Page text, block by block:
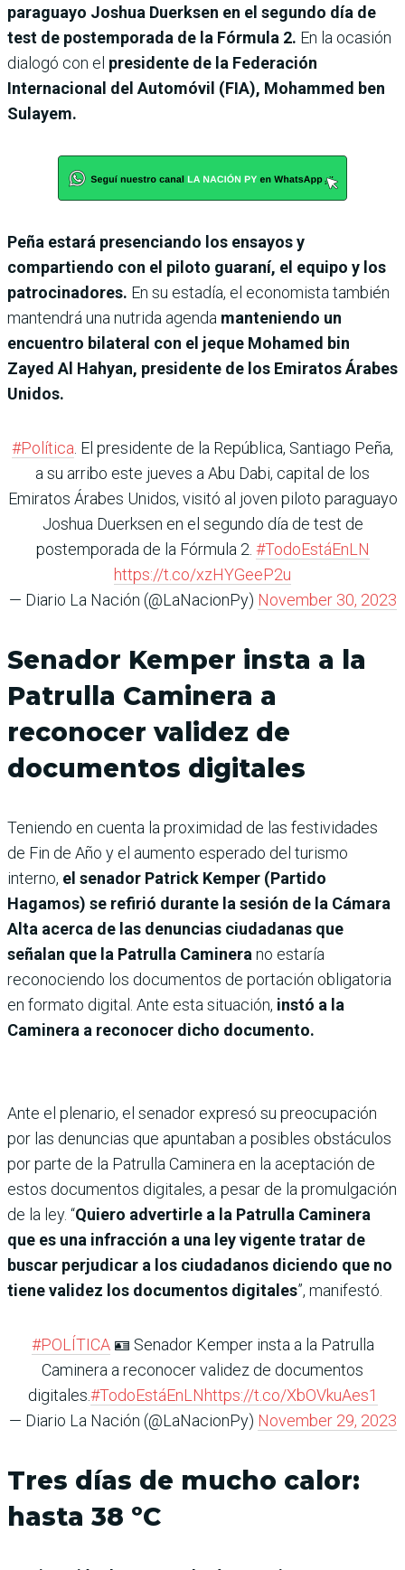
paraguayo Joshua Duerksen en el segundo día de
test de postemporada de la Fórmula 2. En la ocasión
dialogó con el presidente de la Federación
Internacional del Automóvil (FIA), Mohammed ben
Sulayem.
Peña estará presenciando los ensayos y
compartiendo con el piloto guaraní, el equipo y los
patrocinadores. En su estadía, el economista también
mantendrá una nutrida agenda manteniendo un
encuentro bilateral con el jeque Mohamed bin
Zayed Al Hahyan, presidente de los Emiratos Árabes
Unidos.
#Política . El presidente de la República, Santiago Peña,
a su arribo este jueves a Abu Dabi, capital de los
Emiratos Árabes Unidos, visitó al joven piloto paraguayo
Joshua Duerksen en el segundo día de test de
postemporada de la Fórmula 2. #TodoEstáEnLN
https://t.co/xzHYGeeP2u
— Diario La Nación (@LaNacionPy) November 30, 2023
Senador Kemper insta a la
Patrulla Caminera a
reconocer validez de
documentos digitales
Teniendo en cuenta la proximidad de las festividades
de Fin de Año y el aumento esperado del turismo
interno, el senador Patrick Kemper (Partido
Hagamos) se refirió durante la sesión de la Cámara
Alta acerca de las denuncias ciudadanas que
señalan que la Patrulla Caminera no estaría
reconociendo los documentos de portación obligatoria
en formato digital. Ante esta situación, instó a la
Caminera a reconocer dicho documento.
Ante el plenario, el senador expresó su preocupación
por las denuncias que apuntaban a posibles obstáculos
por parte de la Patrulla Caminera en la aceptación de
estos documentos digitales, a pesar de la promulgación
de la ley. “Quiero advertirle a la Patrulla Caminera
que es una infracción a una ley vigente tratar de
buscar perjudicar a los ciudadanos diciendo que no
tiene validez los documentos digitales”, manifestó.
#POLÍTICA🪪 Senador Kemper insta a la Patrulla
Caminera a reconocer validez de documentos
digitales.#TodoEstáEnLNhttps://t.co/XbOVkuAes1
— Diario La Nación (@LaNacionPy) November 29, 2023
Tres días de mucho calor:
hasta 38 ºC